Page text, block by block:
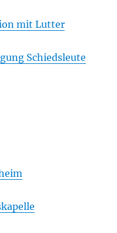
mit Lutter
Schiedsleute